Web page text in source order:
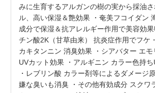
みに生育するアルガンの樹の実から採油
ル、高い保湿＆艶効果 ・奄美フコイダン
成分で保湿＆抗アレルギー作用で美容効
チン酸2K（甘草由来） 抗炎症作用でフケ
カキタンニン 消臭効果 ・シアバター エモ
UVカット効果 ・アルギニン カラー色持
・レブリン酸 カラー剤等によるダメージ
嫌な臭いも消臭 ・その他有効成分 スクワ